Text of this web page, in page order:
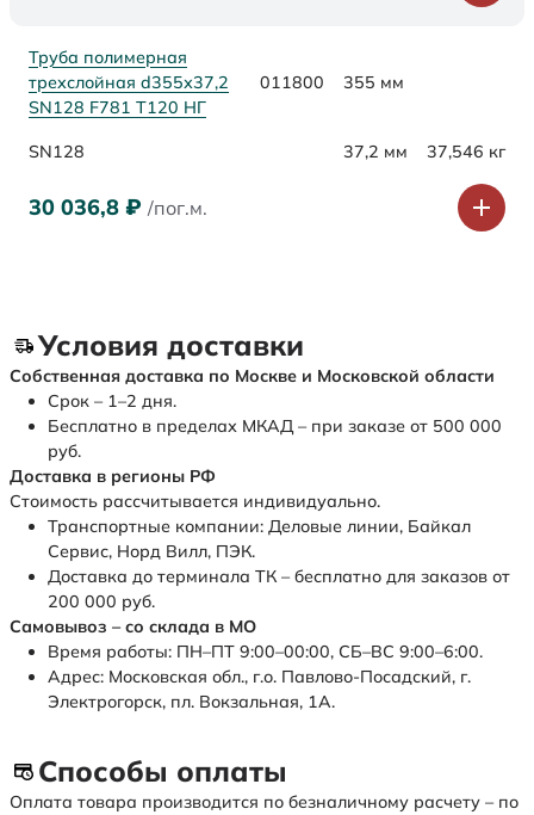
Труба полимерная
трехслойная d355х37,2
SN128 F781 Т120 НГ
011800 355 мм
SN128 37,2 мм 37,546 кг
30 036,8 ₽ /пог.м.
Условия доставки
Собственная доставка по Москве и Московской области
Срок – 1–2 дня.
Бесплатно в пределах МКАД – при заказе от 500 000
руб.
Доставка в регионы РФ
Стоимость рассчитывается индивидуально.
Транспортные компании: Деловые линии, Байкал
Сервис, Норд Вилл, ПЭК.
Доставка до терминала ТК – бесплатно для заказов от
200 000 руб.
Самовывоз – со склада в МО
Время работы: ПН–ПТ 9:00–00:00, СБ–ВС 9:00–6:00.
Адрес: Московская обл., г.о. Павлово-Посадский, г.
Электрогорск, пл. Вокзальная, 1А.
Способы оплаты
Оплата товара производится по безналичному расчету – по